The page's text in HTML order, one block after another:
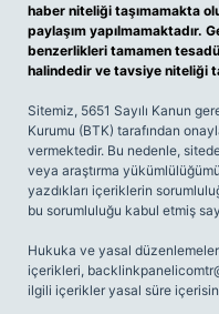
haber niteliği taşımamakta
paylaşım yapılmamaktadır.
benzerlikleri tamamen
halindedir ve tavsiye niteliği
Sitemiz, 5651 Sayılı Kanun
Kurumu (BTK) tarafından
vermektedir. Bu nedenle,
veya araştırma
yazdıkları içeriklerin
bu sorumluluğu kabul etmiş
Hukuka ve yasal
içerikleri,
ilgili içerikler yasal süre